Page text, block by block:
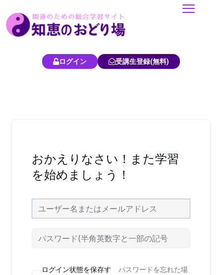
容
ログイン 受講生登録(無料)
おかえりなさい！また学習
を始めましょう！
ログイン状態を保存す
パスワードを忘れた場